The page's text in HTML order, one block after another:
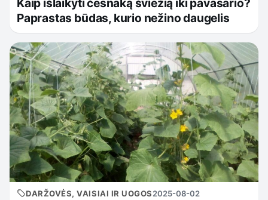
Kaip išlaikyti česnaką šviežią iki pavasario?
Paprastas būdas, kurio nežino daugelis
DARŽOVĖS, VAISIAI IR UOGOS2025-08-02